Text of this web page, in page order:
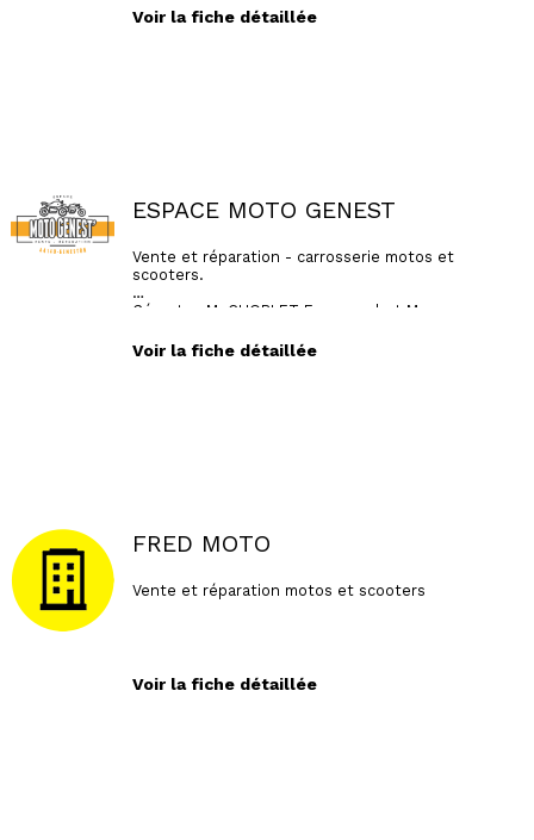
Voir la fiche détaillée
ESPACE MOTO GENEST
Vente et réparation - carrosserie motos et
scooters.
Gérants : M. CHOBLET Emmanuel et M.
Voir la fiche détaillée
FRED MOTO
Vente et réparation motos et scooters
Voir la fiche détaillée